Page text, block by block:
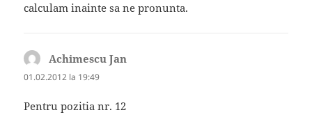
calculam inainte sa ne pronunta.
Achimescu Jan
01.02.2012 la 19:49
Pentru pozitia nr. 12